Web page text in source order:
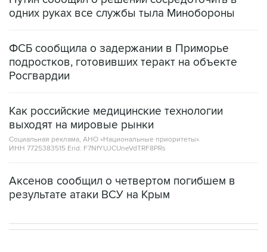
ФСБ сообщила о задержании в Приморье
Росгвардии
Как российские медицинские технологии
Социальная реклама, АНО «Национальные приоритеты».
ИНН 7725383515 Erid: F7NfYUJCUneVdTRF8PRs